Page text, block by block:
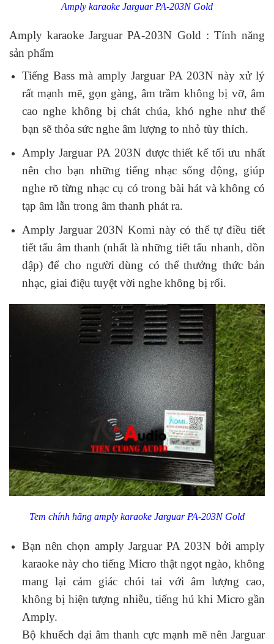
Amply karaoke Jarguar PA-203N Gold
Amply karaoke Jarguar PA-203N Gold : Tính năng
sản phẩm
Tiếng Bass mà amply Jarguar PA 203N này xử lý
rất mạnh mẽ, gọn gàng, âm trầm không bị vỡ, âm
cao nghe không bị chát chúa, khó nghe như thế
bạn sẽ thỏa sức nghe âm lượng to nhỏ tùy thích.
Amply Jarguar PA 203N được thiết kế tối ưu nhất
nên cho bạn những tiếng nhạc sống động, giúp
nghe rõ từng nhạc cụ có trong bài hát và không có
tạp âm lẫn trong âm thanh phát ra.
Amply Jarguar 203N Komi này có thể tự điều tiết
tiết tấu âm thanh (nhất là những tiết tấu nhanh, dồn
dập) để cho người dùng có thể thưởng thức bản
nhạc, giai điệu tuyệt vời nghe không bị rối.
Tem chính hãng amply karaoke Jarguar PA-203N Gold
Bạn nên chọn amply Jarguar PA 203N bởi amply
karaoke này cho tiếng Micro thật ngọt ngào, không
mang lại cảm giác chói tai với âm lượng cao,
không bị hiện tượng nhiễu, tiếng hú khi Micro gần
Amply.
Bộ khuếch đại âm thanh cực mạnh mẽ nên Jarguar